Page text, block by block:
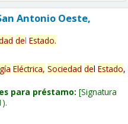
Antonio Oeste,
del Estado.
Eléctrica, Sociedad del Estado,
para préstamo: Signatura